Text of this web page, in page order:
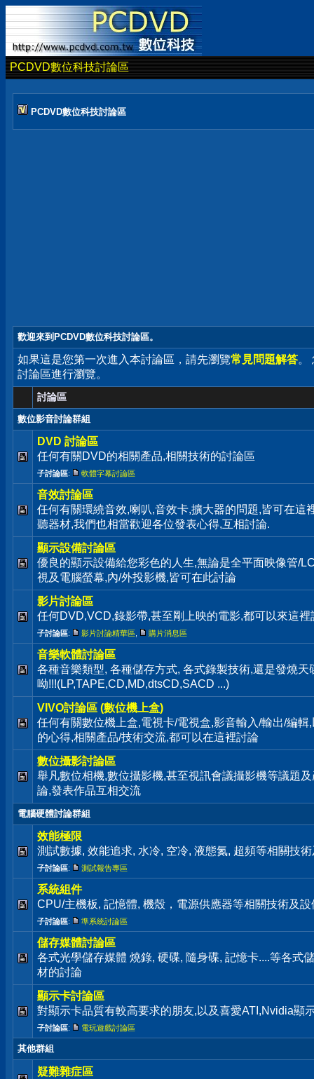
PCDVD數位科技討論區
PCDVD數位科技討論區
歡迎來到PCDVD數位科技討論區。
如果這是您第一次進入本討論區，請先瀏覽常見問題解答。
討論區進行瀏覽。
討論區
數位影音討論群組
DVD 討論區
任何有關DVD的相關產品,相關技術的討論區
子討論區: 軟體字幕討論區
音效討論區
任何有關環繞音效,喇叭,音效卡,擴大器的問題,皆可在這
聽器材,我們也相當歡迎各位發表心得,互相討論.
顯示設備討論區
優良的顯示設備給您彩色的人生,無論是全平面映像管/
視及電腦螢幕,內/外投影機,皆可在此討論
影片討論區
任何DVD,VCD,錄影帶,甚至剛上映的電影,都可以來這裡
子討論區: 影片討論精華區 購片消息區
音樂軟體討論區
各種音樂類型, 各種儲存方式, 各式錄製技術,還是發燒
呦!!!(LP,TAPE,CD,MD,dtsCD,SACD ...)
VIVO討論區 (數位機上盒)
任何有關數位機上盒,電視卡/電視盒,影音輸入/輸出/編輯
的心得,相關產品/技術交流,都可以在這裡討論
數位攝影討論區
舉凡數位相機,數位攝影機,甚至視訊會議攝影機等議題
論,發表作品互相交流
電腦硬體討論群組
效能極限
測試數據, 效能追求, 水冷, 空冷, 液態氮, 超頻等相關技
子討論區: 測試報告專區
系統組件
CPU/主機板, 記憶體, 機殼，電源供應器等相關技術及
子討論區: 準系統討論區
儲存媒體討論區
各式光學儲存媒體 燒錄, 硬碟, 隨身碟, 記憶卡....等各式
材的討論
顯示卡討論區
對顯示卡品質有較高要求的朋友,以及喜愛ATI,Nvidia顯
子討論區: 電玩遊戲討論區
其他群組
疑難雜症區